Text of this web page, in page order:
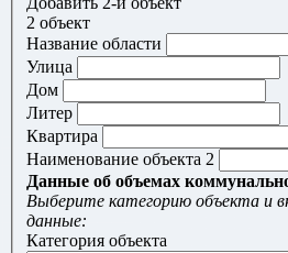
2 объект
Название области
Улица
Дом
Литер
Квартира
Наименование объекта 2
Данные об объемах
Выберите категорию объекта и
данные:
Категория объекта